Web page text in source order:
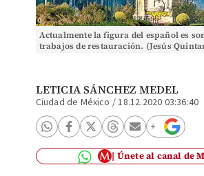
Actualmente la figura del español es
trabajos de restauración. (Jesús
LETICIA SÁNCHEZ MEDEL
Ciudad de México /18.12.2020 03:36:40
Únete al canal de